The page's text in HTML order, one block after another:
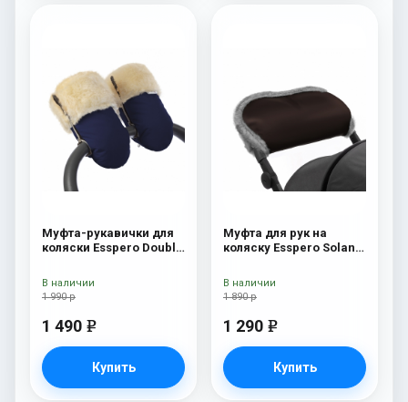
Муфта-рукавички для
коляски Esspero Double
Navy
1 990 р
1 490 e
Купить
В наличии
Муфта для рук на
коляску Esspero Solana
Brown
1 890 р
1 290 e
Купить
В наличии